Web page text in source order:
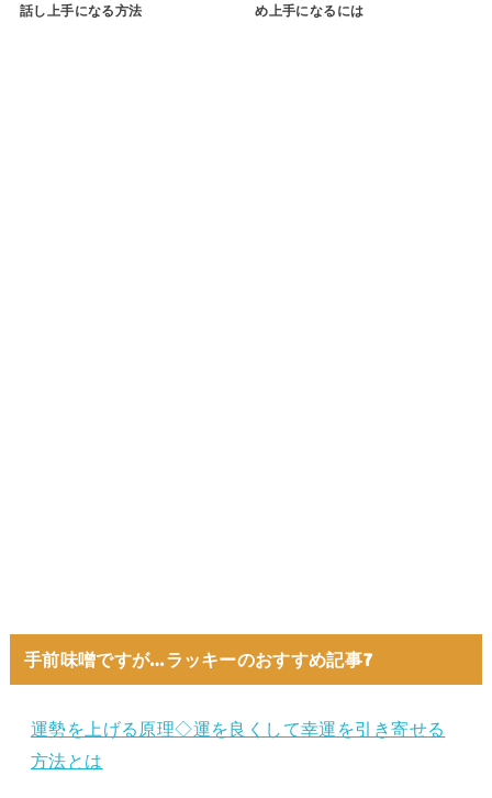
話し上手になる方法
め上手になるには
手前味噌ですが…ラッキーのおすすめ記事7
運勢を上げる原理◇運を良くして幸運を引き寄せる
方法とは